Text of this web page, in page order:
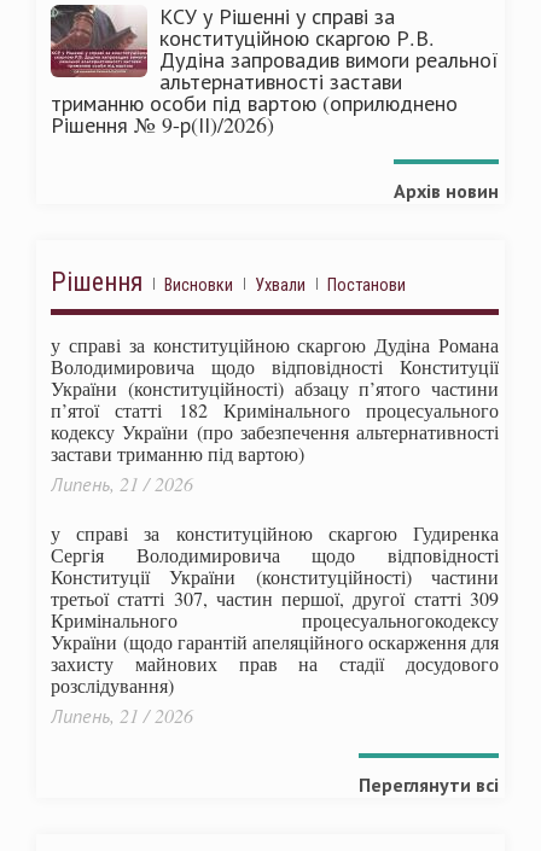
КСУ у Рішенні у справі за
конституційною скаргою Р.В.
Дудіна запровадив вимоги реальної
альтернативності застави
триманню особи під вартою (оприлюднено
Рішення № 9-р(ІІ)/2026)
Архів новин
Рішення Висновки Ухвали Постанови
у справі за конституційною скаргою Дудіна Романа
Володимировича щодо відповідності Конституції
України (конституційності) абзацу п’ятого частини
п’ятої статті 182 Кримінального процесуального
кодексу України (про забезпечення альтернативності
застави триманню під вартою)
Липень, 21 / 2026
у справі за конституційною скаргою Гудиренка
Сергія Володимировича щодо відповідності
Конституції України (конституційності) частини
третьої статті 307, частин першої, другої статті 309
Кримінального процесуальногокодексу
України (щодо гарантій апеляційного оскарження для
захисту майнових прав на стадії досудового
розслідування)
Липень, 21 / 2026
Переглянути всі